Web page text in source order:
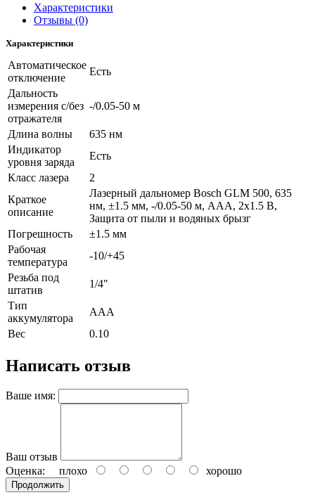
Характеристики
Отзывы (0)
Характеристики
Автоматическое
отключение
Есть
Дальность
измерения с/без
отражателя
-/0.05-50 м
Длина волны
635 нм
Индикатор
уровня заряда
Есть
Класс лазера
2
Краткое
описание
Лазерный дальномер Bosch GLM 500, 635
нм, ±1.5 мм, -/0.05-50 м, ААА, 2х1.5 B,
Защита от пыли и водяных брызг
Погрешность
±1.5 мм
Рабочая
температура
-10/+45
Резьба под
штатив
1/4"
Тип
аккумулятора
ААА
Вес
0.10
Написать отзыв
Ваше имя:
Ваш отзыв
Оценка: плохо хорошо
Продолжить